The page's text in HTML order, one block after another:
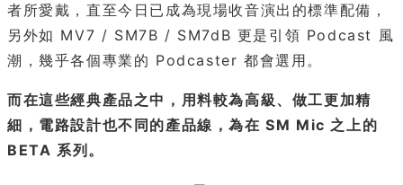
者所愛戴，直至今日已成為現場收音演出的標準配備，
另外如 MV7 / SM7B / SM7dB 更是引領 Podcast 風
潮，幾乎各個專業的 Podcaster 都會選用。
而在這些經典產品之中，用料較為高級、做工更加精
細，電路設計也不同的產品線，為在 SM Mic 之上的
BETA 系列。